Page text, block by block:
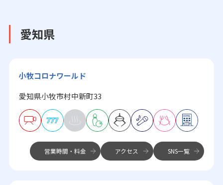
愛知県
小牧コロナワールド
愛知県小牧市村中新町33
営業時間・料金 アクセス SNS一覧